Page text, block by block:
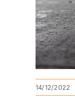
14/12/2022